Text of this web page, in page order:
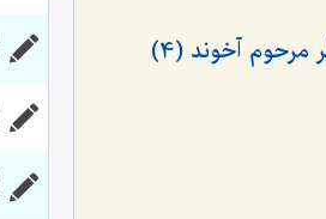
آخوند (4)